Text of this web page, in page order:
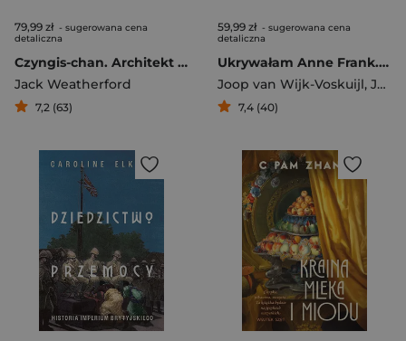
79,99 zł - sugerowana cena
detaliczna
Czyngis-chan. Architekt nowoczesnego świata
Jack Weatherford
7,2 (63)
59,99 zł - sugerowana cena
detaliczna
Ukrywałam Anne Frank. Wszystkie tajemnice Elisabeth
Joop van Wijk-Voskuijl, Jeroen De Bruyn
7,4 (40)